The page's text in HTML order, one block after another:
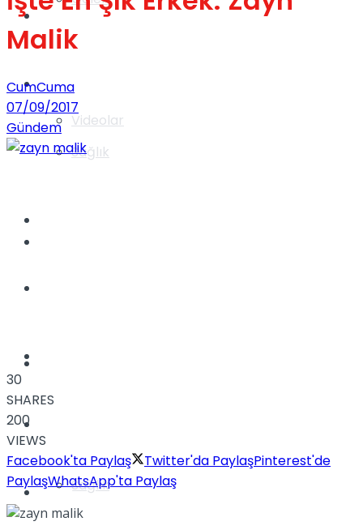
Videolar
Sağlık
Gündem
Yaşam
Sağlık
Müzik
Malik
CumCuma
07/09/2017
Gündem
30
SHARES
200
VIEWS
Facebook'ta Paylaş
Twitter'da PaylaşPinterest'de
PaylaşWhatsApp'ta Paylaş